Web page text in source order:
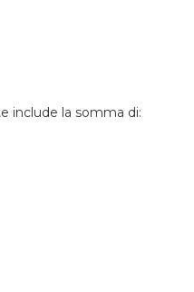
include la somma di: